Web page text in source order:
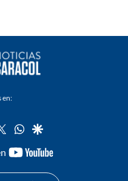
en:
twitterwhatsapp
google
youtube-